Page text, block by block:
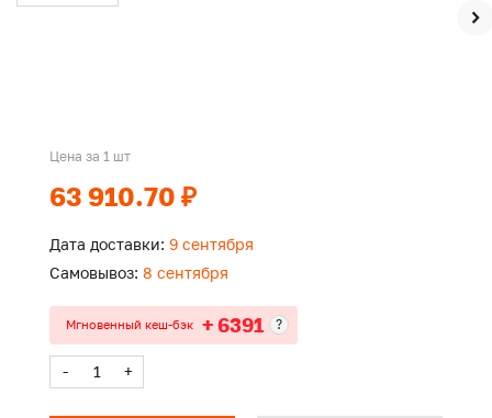
Цена за 1 шт
63 910.70 ₽
Дата доставки: 9 сентября
Самовывоз: 8 сентября
Мгновенный кеш-бэк + 6391 ?
- +